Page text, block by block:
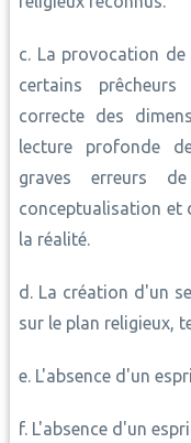
c. La provocation
certains
correcte des
lecture profonde
graves erreurs
conceptualisation et
la réalité.
d. La création d'un
sur le plan religieux,
e. L'absence d'un
f. L'absence d'un